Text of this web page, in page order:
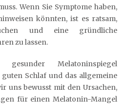
Wenn Sie Symptome haben,
könnten, ist es ratsam,
und eine gründliche
zu lassen.
Melatoninspiegel
Schlaf und das allgemeine
uns bewusst mit den Ursachen,
für einen Melatonin-Mangel